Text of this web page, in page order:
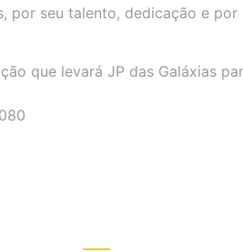
por seu talento, dedicação e
que levará JP das Galáxias